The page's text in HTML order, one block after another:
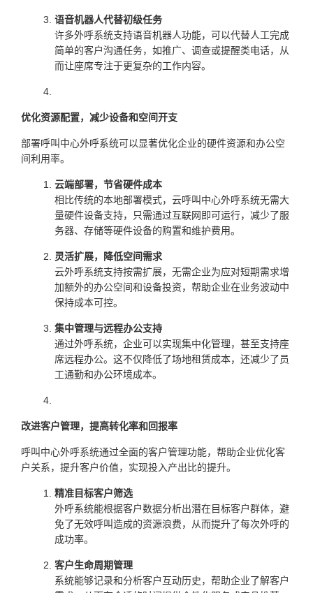
语音机器人代替初级任务
许多外呼系统支持语音机器人功能，可以代替人工完成
简单的客户沟通任务，如推广、调查或提醒类电话，从
而让座席专注于更复杂的工作内容。
优化资源配置，减少设备和空间开支
部署呼叫中心外呼系统可以显著优化企业的硬件资源和办公空
间利用率。
云端部署，节省硬件成本
相比传统的本地部署模式，云呼叫中心外呼系统无需大
量硬件设备支持，只需通过互联网即可运行，减少了服
务器、存储等硬件设备的购置和维护费用。
灵活扩展，降低空间需求
云外呼系统支持按需扩展，无需企业为应对短期需求增
加额外的办公空间和设备投资，帮助企业在业务波动中
保持成本可控。
集中管理与远程办公支持
通过外呼系统，企业可以实现集中化管理，甚至支持座
席远程办公。这不仅降低了场地租赁成本，还减少了员
工通勤和办公环境成本。
改进客户管理，提高转化率和回报率
呼叫中心外呼系统通过全面的客户管理功能，帮助企业优化客
户关系，提升客户价值，实现投入产出比的提升。
精准目标客户筛选
外呼系统能根据客户数据分析出潜在目标客户群体，避
免了无效呼叫造成的资源浪费，从而提升了每次外呼的
成功率。
客户生命周期管理
系统能够记录和分析客户互动历史，帮助企业了解客户